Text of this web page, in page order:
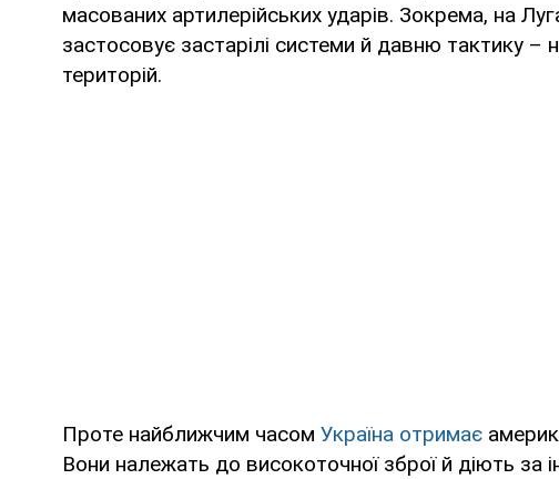
масованих артилерійських ударів. Зокрема, на
застосовує застарілі системи й давню тактику –
територій.
Проте найближчим часом Україна отримає
Вони належать до високоточної зброї й діють